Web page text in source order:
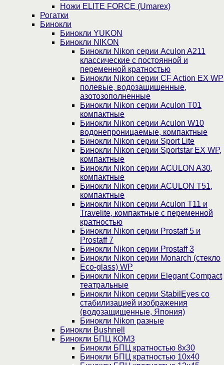
Ножи ELITE FORCE (Umarex)
Рогатки
Бинокли
Бинокли YUKON
Бинокли NIKON
Бинокли Nikon серии Aculon A211
классические с постоянной и
переменной кратностью
Бинокли Nikon серии СF Action EX WP
полевые, водозащищенные,
азотозополненные
Бинокли Nikon серии Aculon T01
компактные
Бинокли Nikon серии Aculon W10
водонепроницаемые, компактные
Бинокли Nikon серии Sport Lite
Бинокли Nikon серии Sportstar EX WP,
компактные
Бинокли Nikon серии ACULON A30,
компактные
Бинокли Nikon серии ACULON Т51,
компактные
Бинокли Nikon серии Aculon T11 и
Travelite, компактные с переменной
кратностью
Бинокли Nikon серии Prostaff 5 и
Prostaff 7
Бинокли Nikon серии Prostaff 3
Бинокли Nikon серии Monarch (стекло
Eco-glass) WP
Бинокли Nikon серии Elegant Compact
театральные
Бинокли Nikon серии StabilEyes со
стабилизацией изображения
(водозащищенные, Япония)
Бинокли Nikon разные
Бинокли Bushnell
Бинокли БПЦ КОМЗ
Бинокли БПЦ кратностью 8х30
Бинокли БПЦ кратностью 10х40